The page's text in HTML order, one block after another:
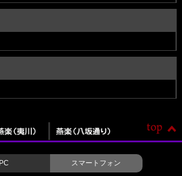
PC スマートフォン